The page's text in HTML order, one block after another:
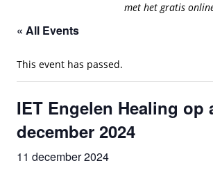
met het gratis
« All Events
This event has passed.
IET Engelen Healing op
december 2024
11 december 2024